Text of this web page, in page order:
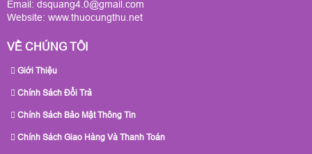
Email: dsquang4.0@gmail.com
Website: www.thuocungthu.net
VỀ CHÚNG TÔI
Giới Thiệu
Chính Sách Đổi Trả
Chính Sách Bảo Mật Thông Tin
Chính Sách Giao Hàng Và Thanh Toán